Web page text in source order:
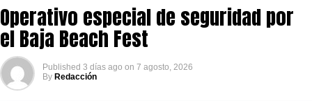
Operativo especial de seguridad por
el Baja Beach Fest
Published 3 días ago on 7 agosto, 2026
By Redacción